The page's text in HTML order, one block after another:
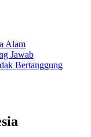
Alam
Jawab
Bertanggung